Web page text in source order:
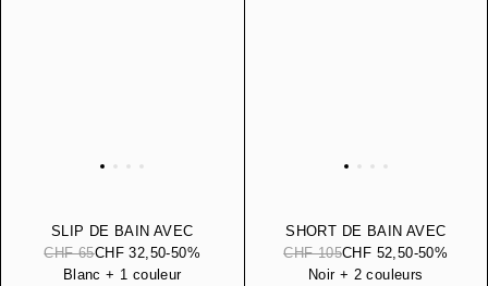
SLIP DE BAIN AVEC
ÉCUSSON EN SATIN
CHF 65CHF 32,50-50%
Blanc + 1 couleur
SHORT DE BAIN AVEC
LOGO AUDACIEUX
CHF 105CHF 52,50-50%
Noir + 2 couleurs